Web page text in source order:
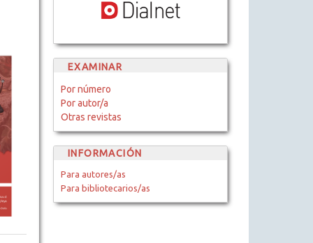
EXAMINAR
Por número
Por autor/a
Otras revistas
INFORMACIÓN
Para autores/as
Para bibliotecarios/as